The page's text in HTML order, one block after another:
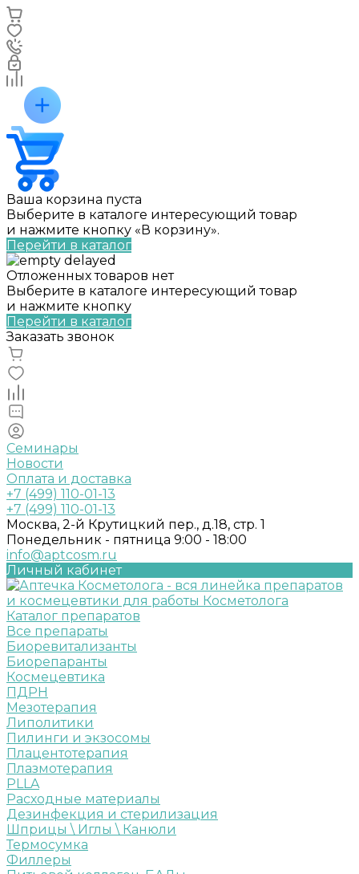
Ваша корзина пуста
Выберите в каталоге интересующий товар
и нажмите кнопку «В корзину».
Перейти в каталог
Отложенных товаров нет
Выберите в каталоге интересующий товар
и нажмите кнопку
Перейти в каталог
Заказать звонок
Семинары
Новости
Оплата и доставка
+7 (499) 110-01-13
+7 (499) 110-01-13
Москва, 2-й Крутицкий пер., д.18, стр. 1
Понедельник - пятница 9:00 - 18:00
info@aptcosm.ru
Личный кабинет
Каталог препаратов
Все препараты
Биоревитализанты
Биорепаранты
Космецевтика
ПДРН
Мезотерапия
Липолитики
Пилинги и экзосомы
Плацентотерапия
Плазмотерапия
PLLA
Расходные материалы
Дезинфекция и стерилизация
Шприцы \ Иглы \ Канюли
Термосумка
Филлеры